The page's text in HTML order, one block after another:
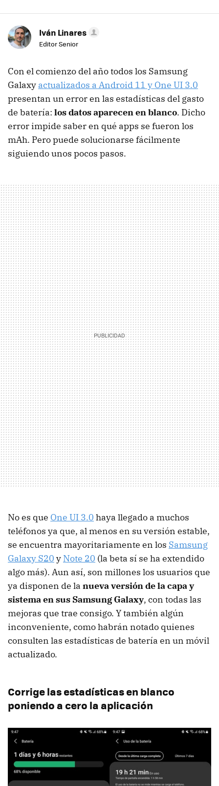
Iván Linares
Editor Senior
Con el comienzo del año todos los Samsung
Galaxy actualizados a Android 11 y One UI 3.0
presentan un error en las estadísticas del gasto
de batería: los datos aparecen en blanco. Dicho
error impide saber en qué apps se fueron los
mAh. Pero puede solucionarse fácilmente
siguiendo unos pocos pasos.
No es que One UI 3.0 haya llegado a muchos
teléfonos ya que, al menos en su versión estable,
se encuentra mayoritariamente en los Samsung
Galaxy S20 y Note 20 (la beta sí se ha extendido
algo más). Aun así, son millones los usuarios que
ya disponen de la nueva versión de la capa y
sistema en sus Samsung Galaxy, con todas las
mejoras que trae consigo. Y también algún
inconveniente, como habrán notado quienes
consulten las estadísticas de batería en un móvil
actualizado.
Corrige las estadísticas en blanco
poniendo a cero la aplicación